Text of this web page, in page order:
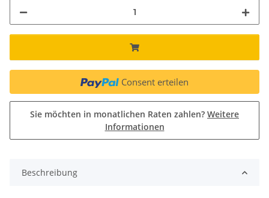
Consent erteilen
Sie möchten in monatlichen Raten zahlen? Weitere
Informationen
Beschreibung